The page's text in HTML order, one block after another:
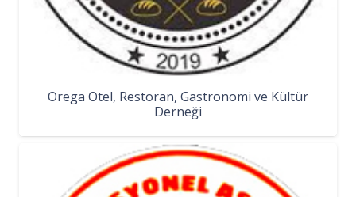
Orega Otel, Restoran, Gastronomi ve Kültür
Derneği